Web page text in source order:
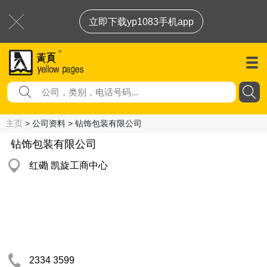
立即下载yp1083手机app
主页 > 公司资料 > 钻饰包装有限公司
钻饰包装有限公司
红磡 凯旋工商中心
2334 3599